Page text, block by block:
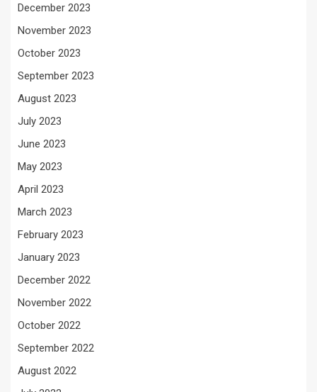
December 2023
November 2023
October 2023
September 2023
August 2023
July 2023
June 2023
May 2023
April 2023
March 2023
February 2023
January 2023
December 2022
November 2022
October 2022
September 2022
August 2022